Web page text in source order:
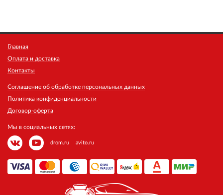
Главная
Оплата и доставка
Контакты
Соглашение об обработке персональных данных
Политика конфиденциальности
Договор-оферта
Мы в социальных сетях:
drom.ru avito.ru